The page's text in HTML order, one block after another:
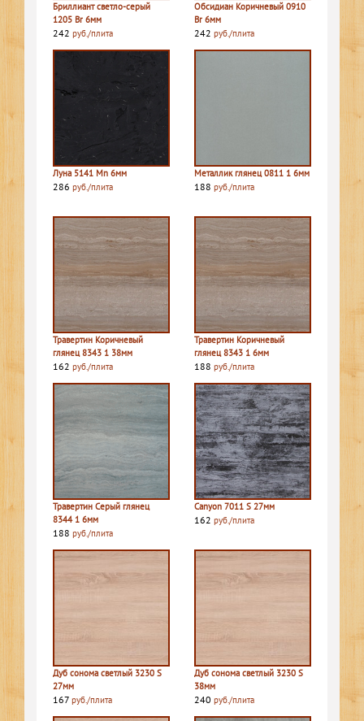
Бриллиант светло-серый
1205 Br 6мм
242 руб./плита
Обсидиан Коричневый 0910
Br 6мм
242 руб./плита
Луна 5141 Mn 6мм
286 руб./плита
Металлик глянец 0811 1 6мм
188 руб./плита
Травертин Коричневый
глянец 8343 1 38мм
162 руб./плита
Травертин Коричневый
глянец 8343 1 6мм
188 руб./плита
Травертин Серый глянец
8344 1 6мм
188 руб./плита
Canyon 7011 S 27мм
162 руб./плита
Дуб сонома светлый 3230 S
27мм
167 руб./плита
Дуб сонома светлый 3230 S
38мм
240 руб./плита